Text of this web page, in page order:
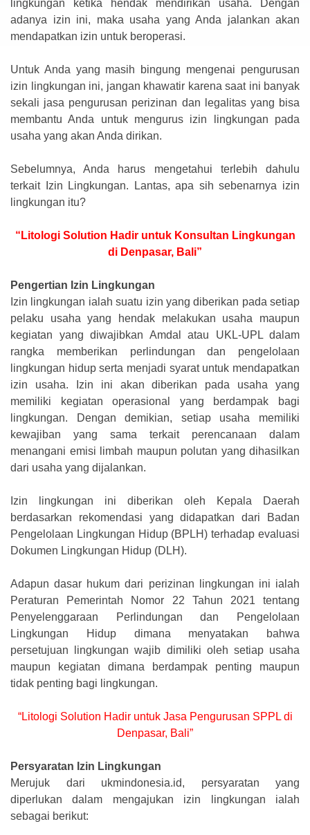
lingkungan ketika hendak mendirikan usaha. Dengan
adanya izin ini, maka usaha yang Anda jalankan akan
mendapatkan izin untuk beroperasi.
Untuk Anda yang masih bingung mengenai pengurusan
izin lingkungan ini, jangan khawatir karena saat ini banyak
sekali jasa pengurusan perizinan dan legalitas yang bisa
membantu Anda untuk mengurus izin lingkungan pada
usaha yang akan Anda dirikan.
Sebelumnya, Anda harus mengetahui terlebih dahulu
terkait Izin Lingkungan. Lantas, apa sih sebenarnya izin
lingkungan itu?
“Litologi Solution Hadir untuk Konsultan Lingkungan
di Denpasar, Bali”
Pengertian Izin Lingkungan
Izin lingkungan ialah suatu izin yang diberikan pada setiap
pelaku usaha yang hendak melakukan usaha maupun
kegiatan yang diwajibkan Amdal atau UKL-UPL dalam
rangka memberikan perlindungan dan pengelolaan
lingkungan hidup serta menjadi syarat untuk mendapatkan
izin usaha. Izin ini akan diberikan pada usaha yang
memiliki kegiatan operasional yang berdampak bagi
lingkungan. Dengan demikian, setiap usaha memiliki
kewajiban yang sama terkait perencanaan dalam
menangani emisi limbah maupun polutan yang dihasilkan
dari usaha yang dijalankan.
Izin lingkungan ini diberikan oleh Kepala Daerah
berdasarkan rekomendasi yang didapatkan dari Badan
Pengelolaan Lingkungan Hidup (BPLH) terhadap evaluasi
Dokumen Lingkungan Hidup (DLH).
Adapun dasar hukum dari perizinan lingkungan ini ialah
Peraturan Pemerintah Nomor 22 Tahun 2021 tentang
Penyelenggaraan Perlindungan dan Pengelolaan
Lingkungan Hidup dimana menyatakan bahwa
persetujuan lingkungan wajib dimiliki oleh setiap usaha
maupun kegiatan dimana berdampak penting maupun
tidak penting bagi lingkungan.
“Litologi Solution Hadir untuk Jasa Pengurusan SPPL di
Denpasar, Bali”
Persyaratan Izin Lingkungan
Merujuk dari ukmindonesia.id, persyaratan yang
diperlukan dalam mengajukan izin lingkungan ialah
sebagai berikut: